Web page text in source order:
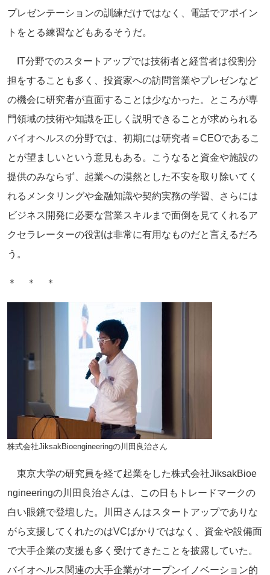
プレゼンテーショ ンの訓練だけではなく、電話でアポイン
トをとる練習などもあるそ うだ。
IT分野でのスタートアップでは技術者と経営者は役割分
担をする ことも多く、 投資家への訪問営業やプレゼンなど
の機会に研究者が直面すること は少なかった。ところが専
門領域の技術や知識を正しく説明できるこ とが求められる
バイオヘルスの分野では、初期には研究者＝ CEOであるこ
とが望ましいという意見もある。
こうなると資金や施設の
提供のみならず、 起業への漠然とした不安を取り除いてく
れるメンタリングや金融知識や契約実務の学習、
さらには
ビジネス開発に必要な営業スキルまで面倒を見てくれるア
クセラレーターの役割は非常に有用なものだと言えるだろ
う。
＊ ＊ ＊
株式会社JiksakBioengineeringの川田良治さん
東京大学の研究員を経て起業をした株式会社JiksakBioe
ngineeringの川田良治さんは、
この日もトレードマークの
白い眼鏡で登壇した。川田さんはスタート アップでありな
がら支援してくれたのはVCばかりではなく、 資金や設備面
で大手企業の支援も多く受けてきたことを披露していた。
バイオヘルス関連の大手企業がオープンイノベーション的